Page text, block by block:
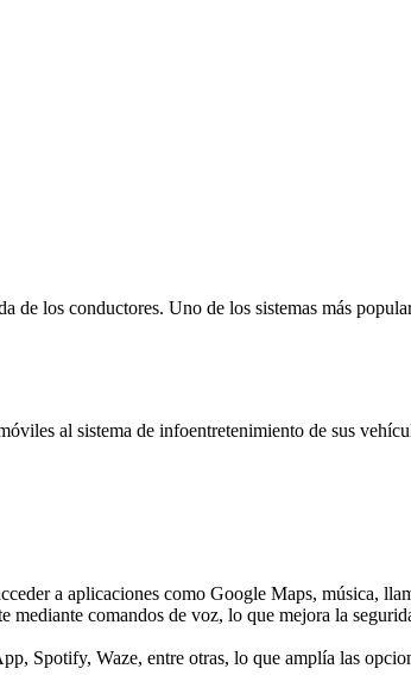
los conductores. Uno de los sistemas más
al sistema de infoentretenimiento de sus
a aplicaciones como Google Maps, música,
comandos de voz, lo que mejora la
Spotify, Waze, entre otras, lo que amplía las